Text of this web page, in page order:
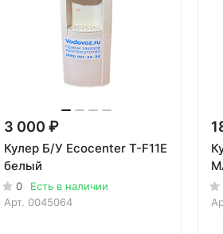
3 000 ₽
Кулер Б/У Ecocenter T-F11E
белый
0
Есть в наличии
Арт. 0045064